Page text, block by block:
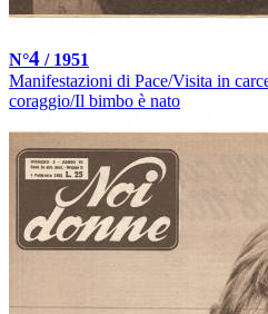
N°4 / 1951
Manifestazioni di Pace/Visita in
coraggio/Il bimbo è nato